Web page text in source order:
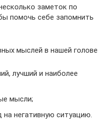
заметок по
помочь себе запомнить
мыслей в нашей голове
лучший и наиболее
мысли;
на негативную ситуацию.